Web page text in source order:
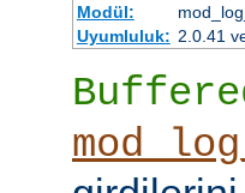
Modül:
Uyumluluk: 2.0.41